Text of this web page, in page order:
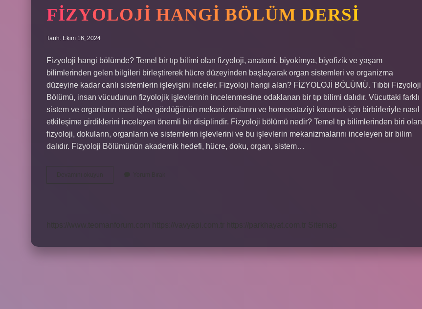
FIZYOLOJI HANGI BÖLÜM DERSI
Tarih: Ekim 16, 2024
Fizyoloji hangi bölümde? Temel bir tıp bilimi olan fizyoloji, anatomi, biyokimya, biyofizik ve yaşam
bilimlerinden gelen bilgileri birleştirerek hücre düzeyinden başlayarak organ sistemleri ve organizma
düzeyine kadar canlı sistemlerin işleyişini inceler. Fizyoloji hangi alan? FİZYOLOJİ BÖLÜMÜ. Tıbbi Fizyoloji
Bölümü, insan vücudunun fizyolojik işlevlerinin incelenmesine odaklanan bir tıp bilimi dalıdır. Vücuttaki farklı
sistem ve organların nasıl işlev gördüğünün mekanizmalarını ve homeostaziyi korumak için birbirleriyle nasıl
etkileşime girdiklerini inceleyen önemli bir disiplindir. Fizyoloji bölümü nedir? Temel tıp bilimlerinden biri olan
fizyoloji, dokuların, organların ve sistemlerin işlevlerini ve bu işlevlerin mekanizmalarını inceleyen bir bilim
dalıdır. Fizyoloji Bölümünün akademik hedefi, hücre, doku, organ, sistem…